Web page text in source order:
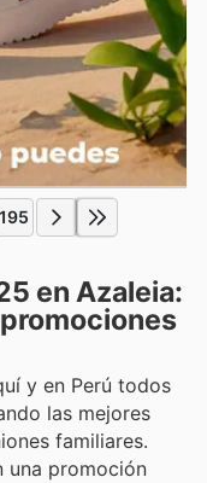
195
en Azaleia:
y en Perú todos
las mejores
familiares.
una promoción